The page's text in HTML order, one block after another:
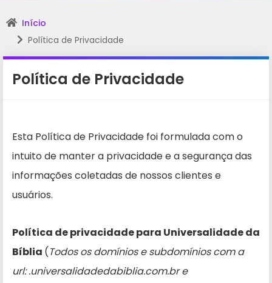
Início
Política de Privacidade
Política de Privacidade
Esta Política de Privacidade foi formulada com o
intuito de manter a privacidade e a segurança das
informações coletadas de nossos clientes e
usuários.
Política de privacidade para Universalidade da
Bíblia (Todos os domínios e subdomínios com a
url: .universalidadedabiblia.com.br e